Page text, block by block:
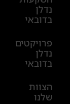
נדלן
בדובאי
פרויקטים
נדלן
בדובאי
הצוות
שלנו